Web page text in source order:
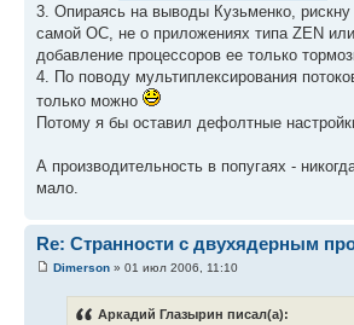
3. Опираясь на выводы Кузьменко,
самой ОС, не о приложениях типа ZEN
добавление процессоров ее только
4. По поводу мультиплексирования
только можно
Потому я бы оставил дефолтные
А производительность в попугаях -
мало.
Re: Странности с двухядерным
Dimerson » 01 июл 2006, 11:10
Аркадий Глазырин писал(а):